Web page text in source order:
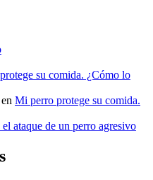
su comida. ¿Cómo lo
Mi perro protege su comida.
ataque de un perro agresivo